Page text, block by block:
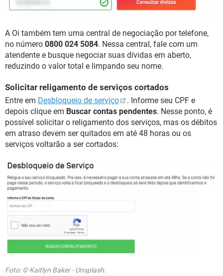
A Oi também tem uma central de negociação por telefone,
no número 0800 024 5084. Nessa central, fale com um
atendente e busque negociar suas dívidas em aberto,
reduzindo o valor total e limpando seu nome.
Solicitar religamento de serviços cortados
Entre em Desbloqueio de serviço
. Informe seu CPF e
depois clique em Buscar contas pendentes. Nesse ponto, é
possível solicitar o religamento dos serviços, mas os débitos
em atraso devem ser quitados em até 48 horas ou os
serviços voltarão a ser cortados:
Foto: © Kaitlyn Baker - Unsplash.